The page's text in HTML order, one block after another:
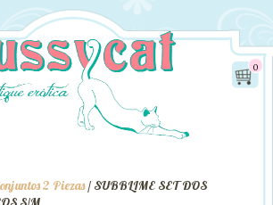
0
2 Piezas/ SUBBLIME SET DOS